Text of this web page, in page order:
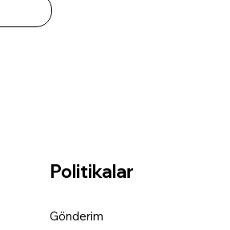
Politikalar
Gönderim